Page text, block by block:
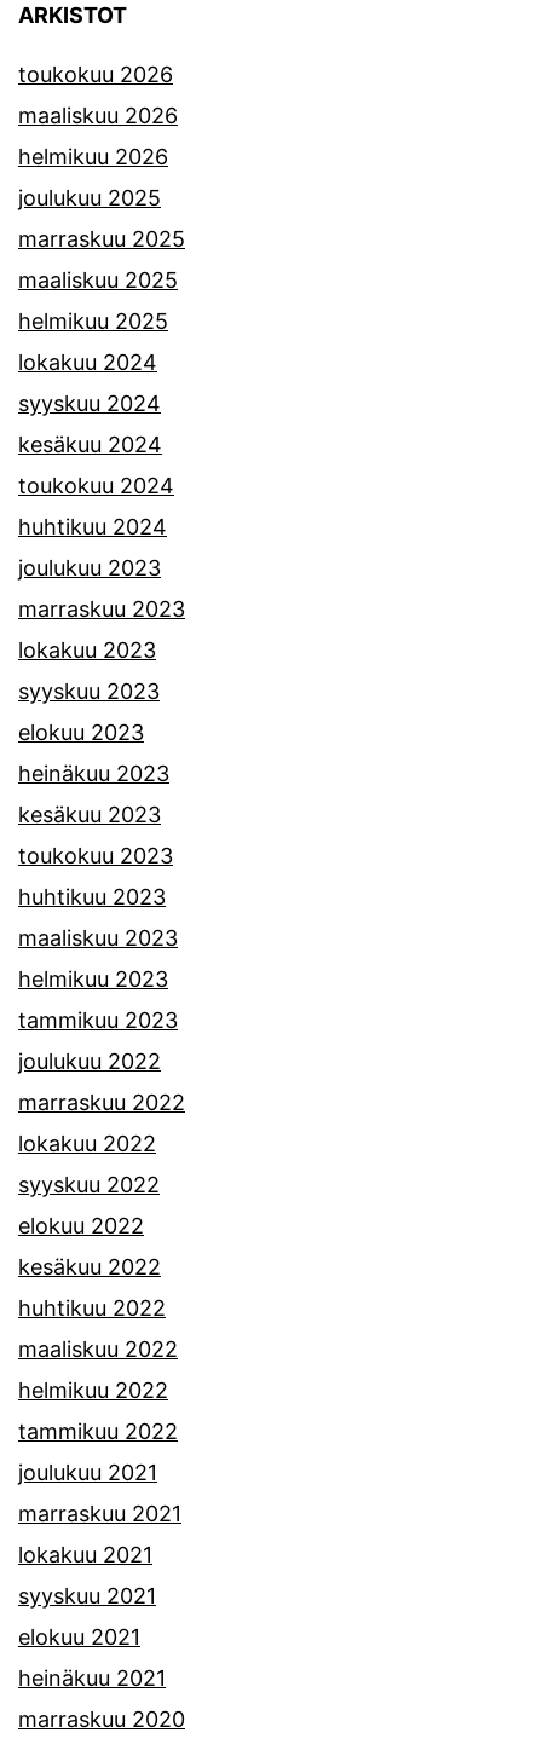
ARKISTOT
toukokuu 2026
maaliskuu 2026
helmikuu 2026
joulukuu 2025
marraskuu 2025
maaliskuu 2025
helmikuu 2025
lokakuu 2024
syyskuu 2024
kesäkuu 2024
toukokuu 2024
huhtikuu 2024
joulukuu 2023
marraskuu 2023
lokakuu 2023
syyskuu 2023
elokuu 2023
heinäkuu 2023
kesäkuu 2023
toukokuu 2023
huhtikuu 2023
maaliskuu 2023
helmikuu 2023
tammikuu 2023
joulukuu 2022
marraskuu 2022
lokakuu 2022
syyskuu 2022
elokuu 2022
kesäkuu 2022
huhtikuu 2022
maaliskuu 2022
helmikuu 2022
tammikuu 2022
joulukuu 2021
marraskuu 2021
lokakuu 2021
syyskuu 2021
elokuu 2021
heinäkuu 2021
marraskuu 2020